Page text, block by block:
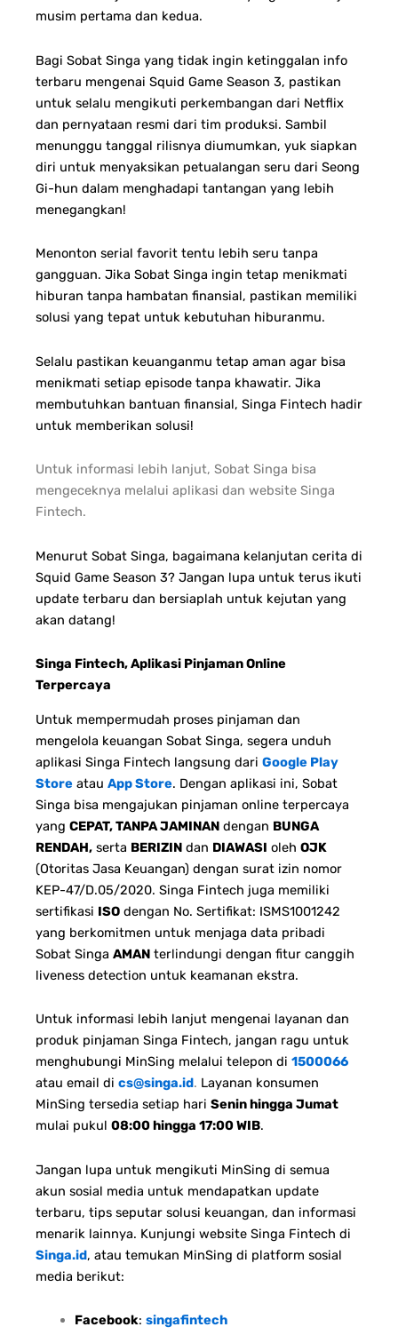
musim pertama dan kedua.
Bagi Sobat Singa yang tidak ingin ketinggalan info
terbaru mengenai Squid Game Season 3, pastikan
untuk selalu mengikuti perkembangan dari Netflix
dan pernyataan resmi dari tim produksi. Sambil
menunggu tanggal rilisnya diumumkan, yuk siapkan
diri untuk menyaksikan petualangan seru dari Seong
Gi-hun dalam menghadapi tantangan yang lebih
menegangkan!
Menonton serial favorit tentu lebih seru tanpa
gangguan. Jika Sobat Singa ingin tetap menikmati
hiburan tanpa hambatan finansial, pastikan memiliki
solusi yang tepat untuk kebutuhan hiburanmu.
Selalu pastikan keuanganmu tetap aman agar bisa
menikmati setiap episode tanpa khawatir. Jika
membutuhkan bantuan finansial, Singa Fintech hadir
untuk memberikan solusi!
Untuk informasi lebih lanjut, Sobat Singa bisa
mengeceknya melalui aplikasi dan website Singa
Fintech.
Menurut Sobat Singa, bagaimana kelanjutan cerita di
Squid Game Season 3? Jangan lupa untuk terus ikuti
update terbaru dan bersiaplah untuk kejutan yang
akan datang!
Singa Fintech, Aplikasi Pinjaman Online
Terpercaya
Untuk mempermudah proses pinjaman dan
mengelola keuangan Sobat Singa, segera unduh
aplikasi Singa Fintech langsung dari Google Play
Store atau App Store. Dengan aplikasi ini, Sobat
Singa bisa mengajukan pinjaman online terpercaya
yang CEPAT, TANPA JAMINAN dengan BUNGA
RENDAH, serta BERIZIN dan DIAWASI oleh OJK
(Otoritas Jasa Keuangan) dengan surat izin nomor
KEP-47/D.05/2020. Singa Fintech juga memiliki
sertifikasi ISO dengan No. Sertifikat: ISMS1001242
yang berkomitmen untuk menjaga data pribadi
Sobat Singa AMAN terlindungi dengan fitur canggih
liveness detection untuk keamanan ekstra.
Untuk informasi lebih lanjut mengenai layanan dan
produk pinjaman Singa Fintech, jangan ragu untuk
menghubungi MinSing melalui telepon di 1500066
atau email di cs@singa.id. Layanan konsumen
MinSing tersedia setiap hari Senin hingga Jumat
mulai pukul 08:00 hingga 17:00 WIB.
Jangan lupa untuk mengikuti MinSing di semua
akun sosial media untuk mendapatkan update
terbaru, tips seputar solusi keuangan, dan informasi
menarik lainnya. Kunjungi website Singa Fintech di
Singa.id, atau temukan MinSing di platform sosial
media berikut:
Facebook: singafintech